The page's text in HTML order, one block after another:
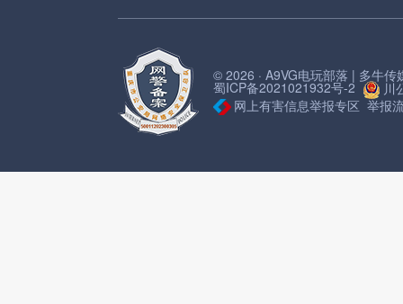
© 2026 · A9VG电玩部落 | 多牛传
蜀ICP备2021021932号-2
川
网上有害信息举报专区 举报